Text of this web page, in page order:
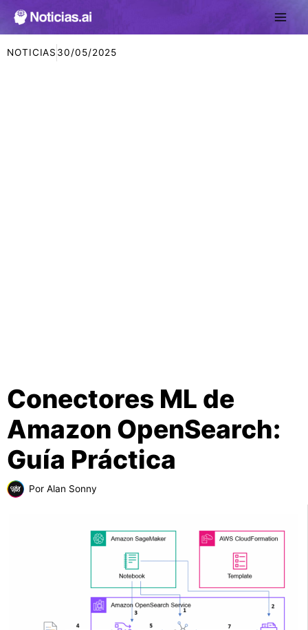
NOTICIAS 30/05/2025
Conectores ML de
Amazon OpenSearch:
Guía Práctica
Por Alan Sonny